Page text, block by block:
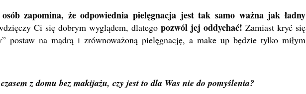
zapomina, że odpowiednia pielęgnacja jest tak samo ważna jak ładny
Ci się dobrym wyglądem, dlatego pozwól jej oddychać! Zamiast kryć się
postaw na mądrą i zrównoważoną pielęgnację, a make up będzie tylko miłym
z domu bez makijażu, czy jest to dla Was nie do pomyślenia?